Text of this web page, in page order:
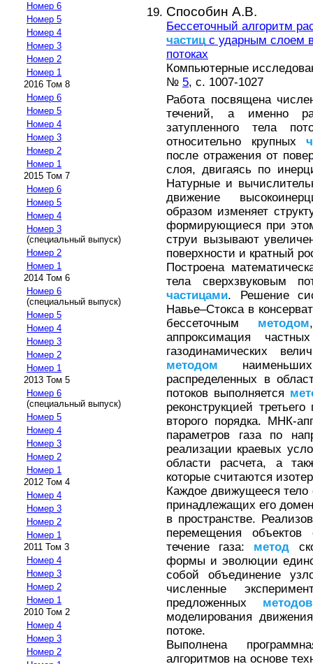
Номер 6
Номер 5
Номер 4
Номер 3
Номер 2
Номер 1
2016 Том 8
Номер 6
Номер 5
Номер 4
Номер 3
Номер 2
Номер 1
2015 Том 7
Номер 6
Номер 5
Номер 4
Номер 3
(специальный выпуск)
Номер 2
Номер 1
2014 Том 6
Номер 6
(специальный выпуск)
Номер 5
Номер 4
Номер 3
Номер 2
Номер 1
2013 Том 5
Номер 6
(специальный выпуск)
Номер 5
Номер 4
Номер 3
Номер 2
Номер 1
2012 Том 4
Номер 4
Номер 3
Номер 2
Номер 1
2011 Том 3
Номер 4
Номер 3
Номер 2
Номер 1
2010 Том 2
Номер 4
Номер 3
Номер 2
Способин А.В.
Бессеточный алгоритм
частицс ударным слоем в
потоках
Компьютерные
№ 5, с. 1007-1027
Работа посвящена
течений, а именно
затупленного тела
относительно крупных
после отражения от
слоя, двигаясь по
Натурные и
движение
образом изменяет
формирующиеся при
струи вызывают
поверхности и кратный
Построена
тела сверхзвуковым
частицами. Решение
Навье–Стокса в
бессеточным методом
аппроксимация
газодинамических
методом
распределенных в
потоков выполняется
реконструкцией
второго порядка. МНК-
параметров газа по
реализации краевых
области расчета, а
которые считаются
Каждое движущееся тело
принадлежащих его
в пространстве.
перемещения
течение газа: метод
формы и эволюции
собой объединение
численные
предложенных методов
моделирования
потоке.
Выполнена
алгоритмов на основе